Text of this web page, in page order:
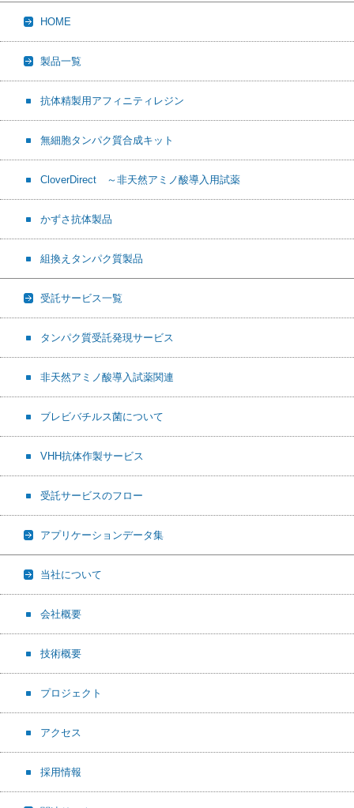
HOME
製品一覧
抗体精製用アフィニティレジン
無細胞タンパク質合成キット
CloverDirect ～非天然アミノ酸導入用試薬
かずさ抗体製品
組換えタンパク質製品
受託サービス一覧
タンパク質受託発現サービス
非天然アミノ酸導入試薬関連
ブレビバチルス菌について
VHH抗体作製サービス
受託サービスのフロー
アプリケーションデータ集
当社について
会社概要
技術概要
プロジェクト
アクセス
採用情報